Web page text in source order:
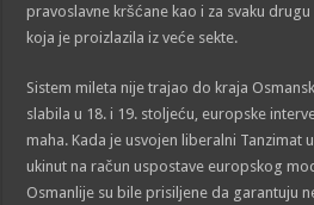
pravoslavne kršćane kao i za svaku
koja je proizlazila iz veće sekte.
Sistem mileta nije trajao do kraja
slabila u 18. i 19. stoljeću, europske
maha. Kada je usvojen liberalni Tanzimat
ukinut na račun uspostave europskog
Osmanlije su bile prisiljene da garantuju